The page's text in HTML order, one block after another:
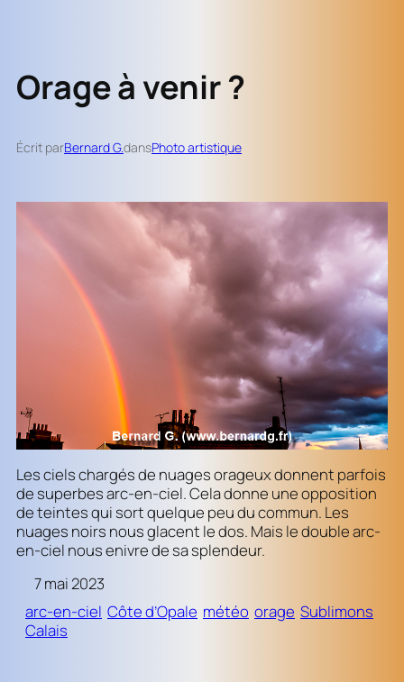
Orage à venir ?
Écrit parBernard G.dansPhoto artistique
Les ciels chargés de nuages orageux donnent parfois
de superbes arc-en-ciel. Cela donne une opposition
de teintes qui sort quelque peu du commun. Les
nuages noirs nous glacent le dos. Mais le double arc-
en-ciel nous enivre de sa splendeur.
7 mai 2023
arc-en-ciel Côte d’Opale météo orage Sublimons
Calais